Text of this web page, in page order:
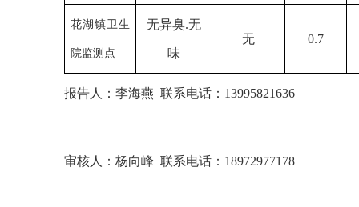
花湖镇卫生
院监测点
无异臭.无
味
无 0.7
报告人： 李海燕 联系电话： 13995821636
审核人： 杨向峰 联系电话： 18972977178